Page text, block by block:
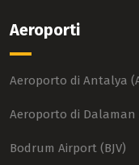
Aeroporti
Aeroporto di Antalya
Aeroporto di Dalaman
Bodrum Airport (BJV)